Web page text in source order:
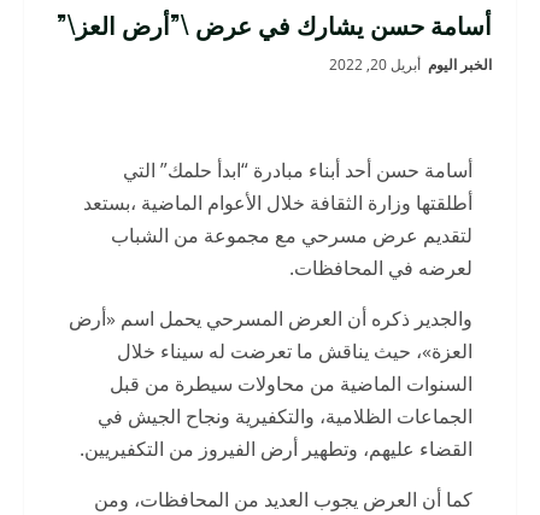
أسامة حسن يشارك في عرض \”أرض العز\”
الخبر اليوم أبريل 20, 2022
أسامة حسن أحد أبناء مبادرة “ابدأ حلمك” التي
أطلقتها وزارة الثقافة خلال الأعوام الماضية ،بستعد
لتقديم عرض مسرحي مع مجموعة من الشباب
لعرضه في المحافظات.
والجدير ذكره أن العرض المسرحي يحمل اسم «أرض
العزة»، حيث يناقش ما تعرضت له سيناء خلال
السنوات الماضية من محاولات سيطرة من قبل
الجماعات الظلامية، والتكفيرية ونجاح الجيش في
القضاء عليهم، وتطهير أرض الفيروز من التكفيريين.
كما أن العرض يجوب العديد من المحافظات، ومن